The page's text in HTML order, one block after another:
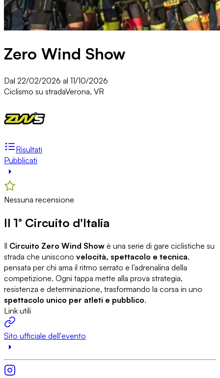
Zero Wind Show
Dal 22/02/2026 al 11/10/2026
Ciclismo su stradaVerona, VR
Risultati
Pubblicati
Nessuna recensione
Il 1° Circuito d'Italia
Il Circuito Zero Wind Show è una serie di gare ciclistiche su
strada che uniscono velocità, spettacolo e tecnica,
pensata per chi ama il ritmo serrato e l’adrenalina della
competizione. Ogni tappa mette alla prova strategia,
resistenza e determinazione, trasformando la corsa in uno
spettacolo unico per atleti e pubblico.
Link utili
Sito ufficiale dell'evento